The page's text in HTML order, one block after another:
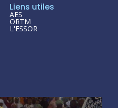
Liens utiles
AES
ORTM
L'ESSOR